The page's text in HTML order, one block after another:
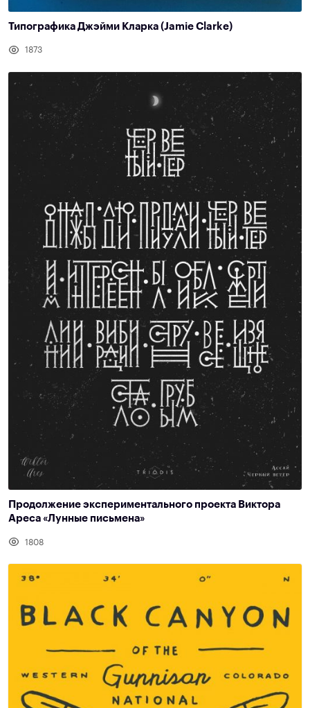
Типографика Джэйми Кларка (Jamie Clarke)
1873
Продолжение экспериментального проекта Виктора
Ареса «Лунные письмена»
1808